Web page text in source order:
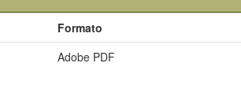
Formato
Adobe PDF